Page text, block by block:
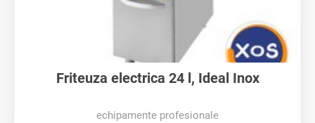
Friteuza electrica 24 l, Ideal Inox
echipamente profesionale